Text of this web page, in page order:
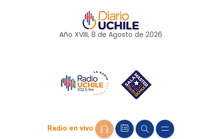
Año XVIII, 8 de Agosto de 2026
Radio en vivo